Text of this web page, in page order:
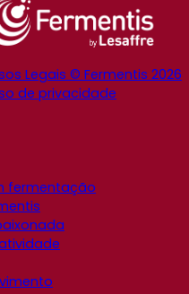
Legais © Fermentis 2026
de privacidade
fermentação